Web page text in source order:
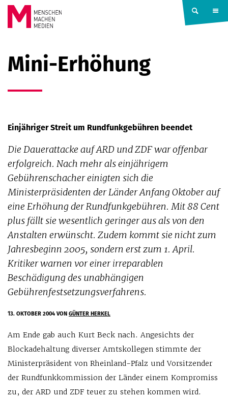
Springe zum Inhalt
MACHEN
MEDIEN
Mini-Erhöhung
Einjähriger Streit um Rundfunkgebühren beendet
Die Dauerattacke auf ARD und ZDF war offenbar
erfolgreich. Nach mehr als einjährigem
Gebührenschacher einigten sich die
Ministerpräsidenten der Länder Anfang Oktober auf
eine Erhöhung der Rundfunkgebühren. Mit 88 Cent
plus fällt sie wesentlich geringer aus als von den
Anstalten erwünscht. Zudem kommt sie nicht zum
Jahresbeginn 2005, sondern erst zum 1. April.
Kritiker warnen vor einer irreparablen
Beschädigung des unabhängigen
Gebührenfestsetzungsverfahrens.
13. OKTOBER 2004VONGÜNTER HERKEL
Am Ende gab auch Kurt Beck nach. Angesichts der
Blockadehaltung diverser Amtskollegen stimmte der
Ministerpräsident von Rheinland-Pfalz und Vorsitzender
der Rundfunkkommission der Länder einem Kompromiss
zu, der ARD und ZDF teuer zu stehen kommen wird.